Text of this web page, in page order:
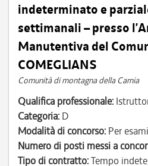
indeterminato e
settimanali – presso
Manutentiva del
COMEGLIANS
Comunità di montagna della Carnia
Qualifica professionale:
Categoria: D
Modalità di concorso: Per esami
Numero di posti messi a
Tipo di contratto:Tempo